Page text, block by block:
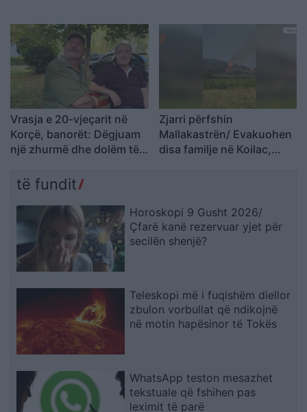
kërkim
Vrasja e 20-vjeçarit në
Korçë, banorët: Dëgjuam
një zhurmë dhe dolëm të
ndodhur
Zjarri përfshin
Mallakastrën/ Evakuohen
disa familje në Koilac,
të fundit
Horoskopi 9 Gusht 2026/
Çfarë kanë rezervuar yjet për
secilën shenjë?
Teleskopi më i fuqishëm diellor
zbulon vorbullat që ndikojnë
në motin hapësinor të Tokës
WhatsApp teston mesazhet
tekstuale që fshihen pas
leximit të parë